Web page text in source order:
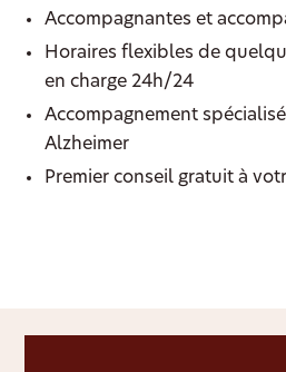
Accompagnantes et
Horaires flexibles de
en charge 24h/24
Accompagnement
Alzheimer
Premier conseil gratuit à